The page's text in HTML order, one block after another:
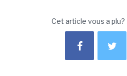
Cet article vous a plu?